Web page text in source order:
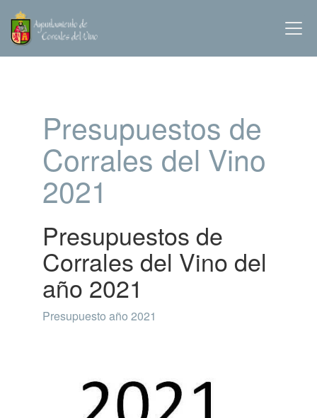
Presupuestos de
Corrales del Vino
2021
Presupuestos de
Corrales del Vino del
año 2021
Presupuesto año 2021